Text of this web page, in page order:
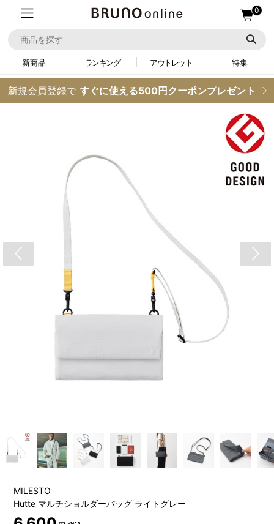
0
新商品 ランキング アウトレット 特集
新規会員登録で すぐに使える500円クーポンプレゼント
MILESTO
Hutte マルチショルダーバッグ ライトグレー